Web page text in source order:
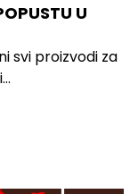
U
svi proizvodi za